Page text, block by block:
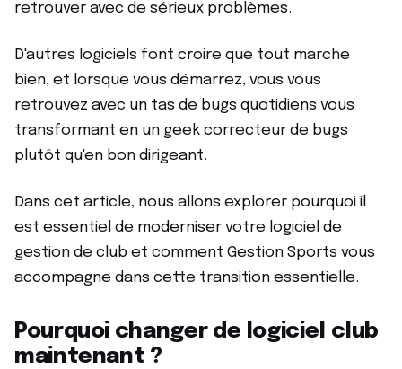
retrouver avec de sérieux problèmes.
D'autres logiciels font croire que tout marche
bien, et lorsque vous démarrez, vous vous
retrouvez avec un tas de bugs quotidiens vous
transformant en un geek correcteur de bugs
plutôt qu'en bon dirigeant.
Dans cet article, nous allons explorer pourquoi il
est essentiel de moderniser votre logiciel de
gestion de club et comment Gestion Sports vous
accompagne dans cette transition essentielle.
Pourquoi changer de logiciel club
maintenant ?